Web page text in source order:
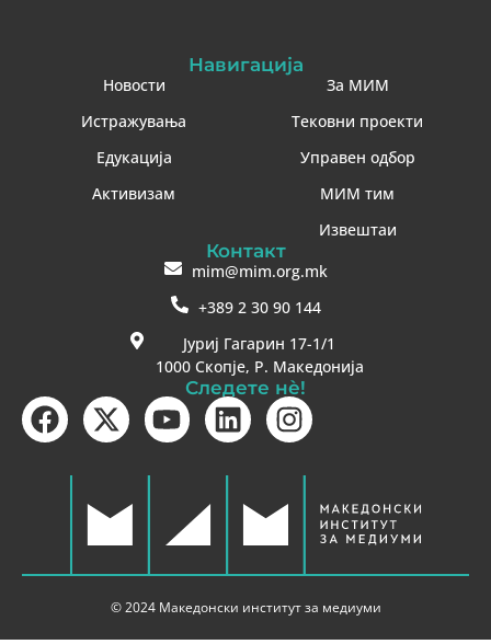
Навигација
Новости
Истражувања
Едукација
Активизам
За МИМ
Тековни проекти
Управен одбор
МИМ тим
Извештаи
Контакт
mim@mim.org.mk
+389 2 30 90 144
Јуриј Гагарин 17-1/1
1000 Скопје, Р. Македонија
Следете нè!
© 2024 Македонски институт за медиуми